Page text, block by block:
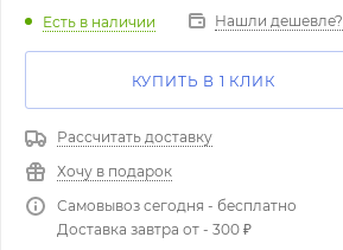
Есть в наличии Нашли дешевле?
КУПИТЬ В 1 КЛИК
Рассчитать доставку
Хочу в подарок
Самовывоз сегодня - бесплатно
Доставка завтра от - 300 ₽